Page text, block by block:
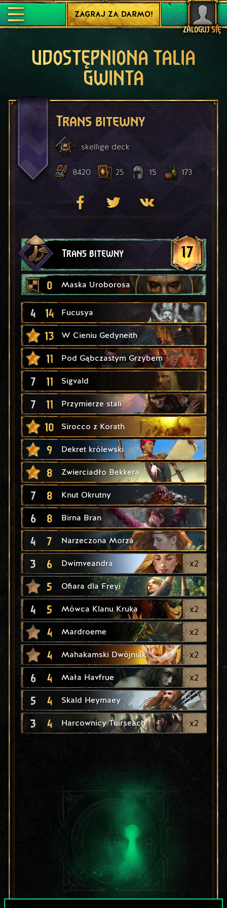
ZALOGUJ SIĘ
ZAGRAJ ZA DARMO!
UDOSTĘPNIONA TALIA
GWINTA
Trans bitewny
skellige deck
8420 25 15 173
Trans bitewny 17
0 Maska Uroborosa
4 14 Fucusya
13 W Cieniu Gedyneith
11 Pod Gąbczastym Grzybem
7 11 Sigvald
7 11 Przymierze stali
10 Sirocco z Korath
9 Dekret królewski
8 Zwierciadło Bekkera
7 8 Knut Okrutny
6 8 Birna Bran
4 7 Narzeczona Morza
3 6 Dwimveandra x2
5 Ofiara dla Freyi
4 5 Mówca Klanu Kruka x2
4 Mardroeme x2
4 Mahakamski Dwójniak x2
6 4 Mała Havfrue x2
5 4 Skald Heymaey
3 4 Harcownicy Tuirseach x2